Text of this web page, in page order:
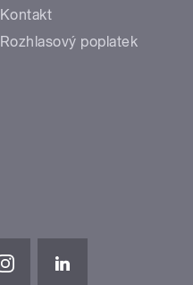
Kontakt
Rozhlasový poplatek